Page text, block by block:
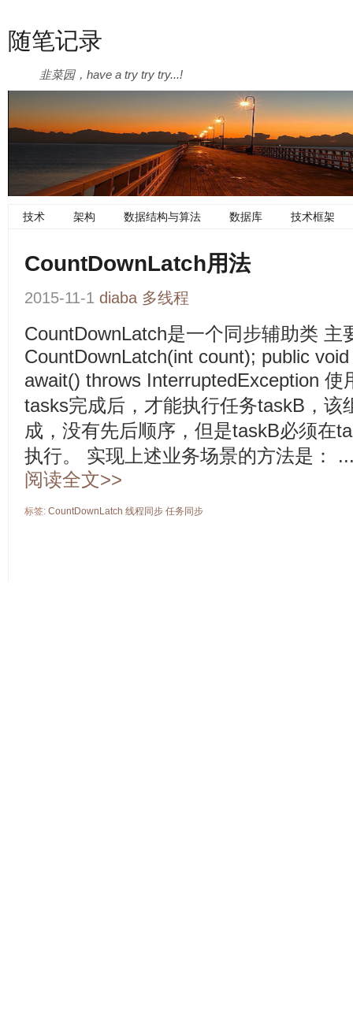
随笔记录
韭菜园，have a try try try...!
技术 架构 数据结构与算法 数据库 技术框架
CountDownLatch用法
2015-11-1 diaba 多线程
CountDownLatch是一个同步辅助类 主
CountDownLatch(int count); public
await() throws InterruptedException
tasks完成后，才能执行任务taskB，该
成，没有先后顺序，但是taskB必须在
执行。 实现上述业务场景的方法是：
阅读全文>>
标签: CountDownLatch 线程同步 任务同步